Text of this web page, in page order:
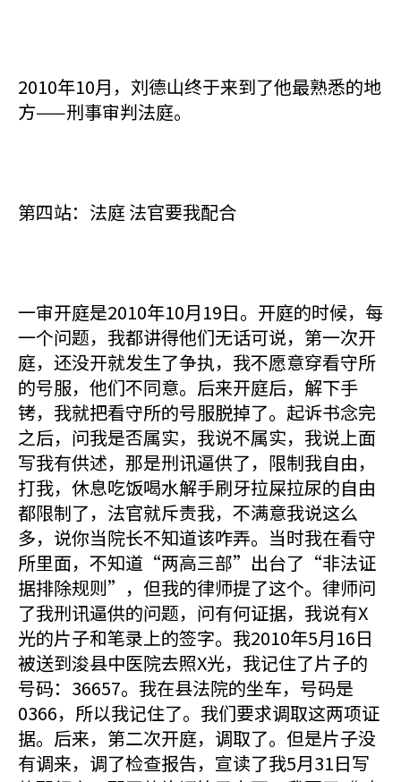
2010年10月，刘德山终于来到了他最熟悉的地
方——刑事审判法庭。
第四站：法庭 法官要我配合
一审开庭是2010年10月19日。开庭的时候，每
一个问题，我都讲得他们无话可说，第一次开
庭，还没开就发生了争执，我不愿意穿看守所
的号服，他们不同意。后来开庭后，解下手
铐，我就把看守所的号服脱掉了。起诉书念完
之后，问我是否属实，我说不属实，我说上面
写我有供述，那是刑讯逼供了，限制我自由，
打我，休息吃饭喝水解手刷牙拉屎拉尿的自由
都限制了，法官就斥责我，不满意我说这么
多，说你当院长不知道该咋弄。当时我在看守
所里面，不知道“两高三部”出台了“非法证
据排除规则”，但我的律师提了这个。律师问
了我刑讯逼供的问题，问有何证据，我说有X
光的片子和笔录上的签字。我2010年5月16日
被送到浚县中医院去照X光，我记住了片子的
号码：36657。我在县法院的坐车，号码是
0366，所以我记住了。我们要求调取这两项证
据。后来，第二次开庭，调取了。但是片子没
有调来，调了检查报告，宣读了我5月31日写